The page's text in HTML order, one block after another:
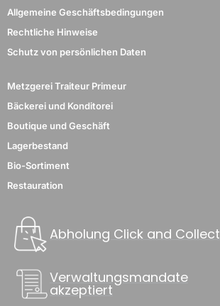
Allgemeine Geschäftsbedingungen
Rechtliche Hinweise
Schutz von persönlichen Daten
Metzgerei Traiteur Primeur
Bäckerei und Konditorei
Boutique und Geschäft
Lagerbestand
Bio-Sortiment
Restauration
Abholung Click and Collect
Verwaltungsmandate
akzeptiert